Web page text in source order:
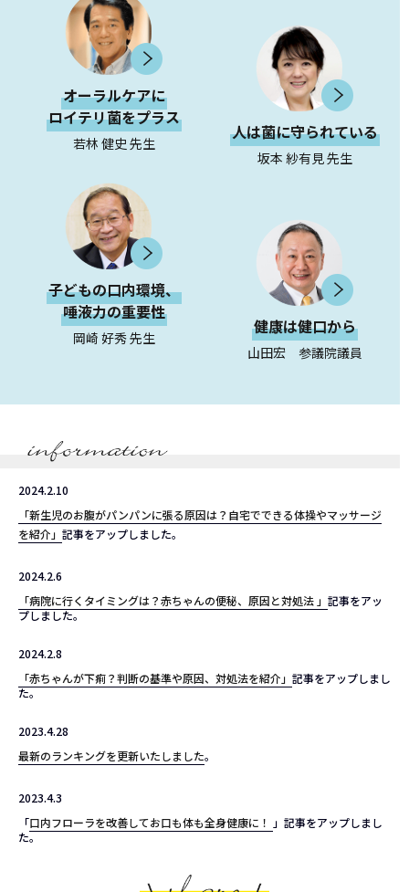
オーラルケアに
ロイテリ菌をプラス
若林 健史 先生
人は菌に守られている
坂本 紗有見 先生
子どもの口内環境、
唾液力の重要性
岡崎 好秀 先生
健康は健口から
山田宏 参議院議員
2024.2.10
「新生児のお腹がパンパンに張る原因は？自宅でできる体操やマッサージ
を紹介」 記事をアップしました。
2024.2.6
「病院に行くタイミングは？赤ちゃんの便秘、原因と対処法 」 記事をアッ
プしました。
2024.2.8
「赤ちゃんが下痢？判断の基準や原因、対処法を紹介」 記事をアップしまし
た。
2023.4.28
最新のランキングを更新いたしました。
2023.4.3
「口内フローラを改善してお口も体も全身健康に！
」記事をアップしまし
た。